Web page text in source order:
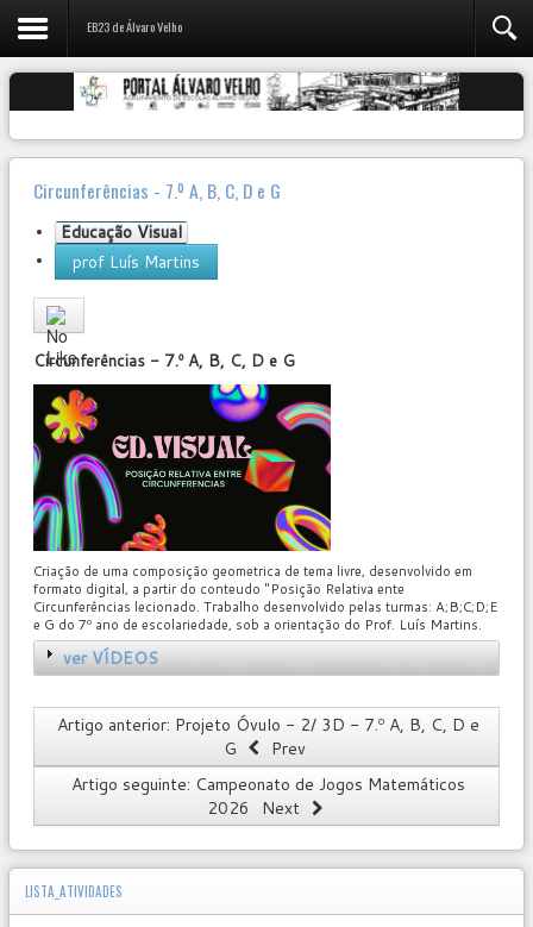
EB23 de Álvaro Velho
Circunferências - 7.º A, B, C, D e G
Educação Visual
prof Luís Martins
Rating:
Circunferências - 7.º A, B, C, D e G
Criação de uma composição geometrica de tema livre, desenvolvido em
formato digital, a partir do conteudo "Posição Relativa ente
Circunferências lecionado. Trabalho desenvolvido pelas turmas: A;B;C;D;E
e G do 7º ano de escolariedade, sob a orientação do Prof. Luís Martins.
ver VÍDEOS
Artigo anterior: Projeto Óvulo - 2/ 3D - 7.º A, B, C, D e
G
Prev
Artigo seguinte: Campeonato de Jogos Matemáticos
2026
Next
LISTA_ATIVIDADES